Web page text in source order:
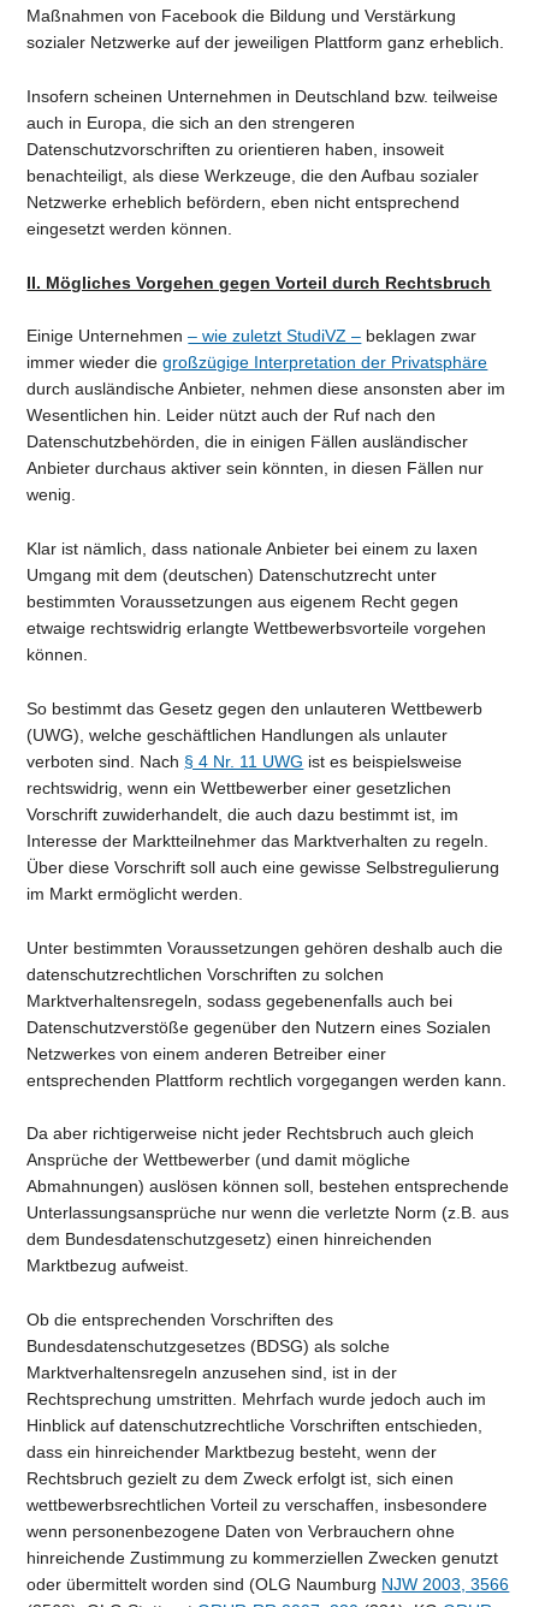
Maßnahmen von Facebook die Bildung und Verstärkung
sozialer Netzwerke auf der jeweiligen Plattform ganz erheblich.
Insofern scheinen Unternehmen in Deutschland bzw. teilweise
auch in Europa, die sich an den strengeren
Datenschutzvorschriften zu orientieren haben, insoweit
benachteiligt, als diese Werkzeuge, die den Aufbau sozialer
Netzwerke erheblich befördern, eben nicht entsprechend
eingesetzt werden können.
II. Mögliches Vorgehen gegen Vorteil durch Rechtsbruch
Einige Unternehmen– wie zuletzt StudiVZ – beklagen zwar
immer wieder diegroßzügige Interpretation der Privatsphäre
durch ausländische Anbieter, nehmen diese ansonsten aber im
Wesentlichen hin. Leider nützt auch der Ruf nach den
Datenschutzbehörden, die in einigen Fällen ausländischer
Anbieter durchaus aktiver sein könnten, in diesen Fällen nur
wenig.
Klar ist nämlich, dass nationale Anbieter bei einem zu laxen
Umgang mit dem (deutschen) Datenschutzrecht unter
bestimmten Voraussetzungen aus eigenem Recht gegen
etwaige rechtswidrig erlangte Wettbewerbsvorteile vorgehen
können.
So bestimmt das Gesetz gegen den unlauteren Wettbewerb
(UWG), welche geschäftlichen Handlungen als unlauter
verboten sind. Nach § 4 Nr. 11 UWG ist es beispielsweise
rechtswidrig, wenn ein Wettbewerber einer gesetzlichen
Vorschrift zuwiderhandelt, die auch dazu bestimmt ist, im
Interesse der Marktteilnehmer das Marktverhalten zu regeln.
Über diese Vorschrift soll auch eine gewisse Selbstregulierung
im Markt ermöglicht werden.
Unter bestimmten Voraussetzungen gehören deshalb auch die
datenschutzrechtlichen Vorschriften zu solchen
Marktverhaltensregeln, sodass gegebenenfalls auch bei
Datenschutzverstöße gegenüber den Nutzern eines Sozialen
Netzwerkes von einem anderen Betreiber einer
entsprechenden Plattform rechtlich vorgegangen werden kann.
Da aber richtigerweise nicht jeder Rechtsbruch auch gleich
Ansprüche der Wettbewerber (und damit mögliche
Abmahnungen) auslösen können soll, bestehen entsprechende
Unterlassungsansprüche nur wenn die verletzte Norm (z.B. aus
dem Bundesdatenschutzgesetz) einen hinreichenden
Marktbezug aufweist.
Ob die entsprechenden Vorschriften des
Bundesdatenschutzgesetzes (BDSG) als solche
Marktverhaltensregeln anzusehen sind, ist in der
Rechtsprechung umstritten. Mehrfach wurde jedoch auch im
Hinblick auf datenschutzrechtliche Vorschriften entschieden,
dass ein hinreichender Marktbezug besteht, wenn der
Rechtsbruch gezielt zu dem Zweck erfolgt ist, sich einen
wettbewerbsrechtlichen Vorteil zu verschaffen, insbesondere
wenn personenbezogene Daten von Verbrauchern ohne
hinreichende Zustimmung zu kommerziellen Zwecken genutzt
oder übermittelt worden sind (OLG Naumburg NJW 2003, 3566